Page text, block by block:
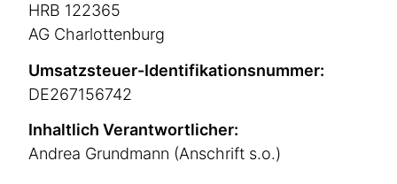
HRB 122365
AG Charlot­tenburg
Umsatz­steuer-Identi­fi­ka­ti­ons­nummer:
DE267156742
Inhaltlich Verant­wort­licher:
Andrea Grundmann (Anschrift s.o.)